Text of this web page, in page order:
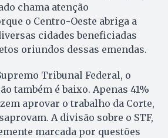
chama atenção
o Centro-Oeste abriga a
cidades beneficiadas
oriundos dessas emendas.
Tribunal Federal, o
também é baixo. Apenas 41%
aprovar o trabalho da Corte,
A divisão sobre o STF,
marcada por questões